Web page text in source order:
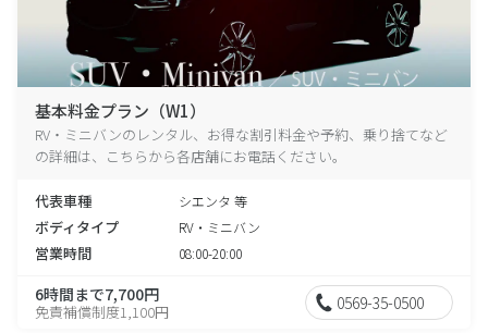
基本料金プラン（W1）
RV・ミニバンのレンタル、お得な割引料金や予約、乗り捨てなど
の詳細は、こちらから各店舗にお電話ください。
代表車種 シエンタ 等
ボディタイプ RV・ミニバン
営業時間 08:00-20:00
6時間まで7,700円
免責補償制度1,100円 0569-35-0500